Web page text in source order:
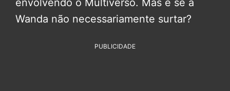
envolvendo o Multiverso. Mas e se a
Wanda não necessariamente surtar?
PUBLICIDADE